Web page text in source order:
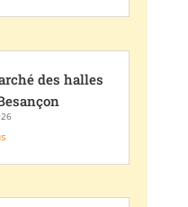
des halles